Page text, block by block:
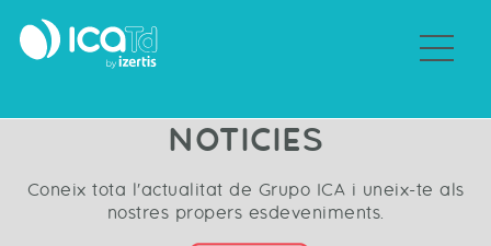
NOTICIES
Coneix tota l'actualitat de Grupo ICA i uneix-te als
nostres propers esdeveniments.